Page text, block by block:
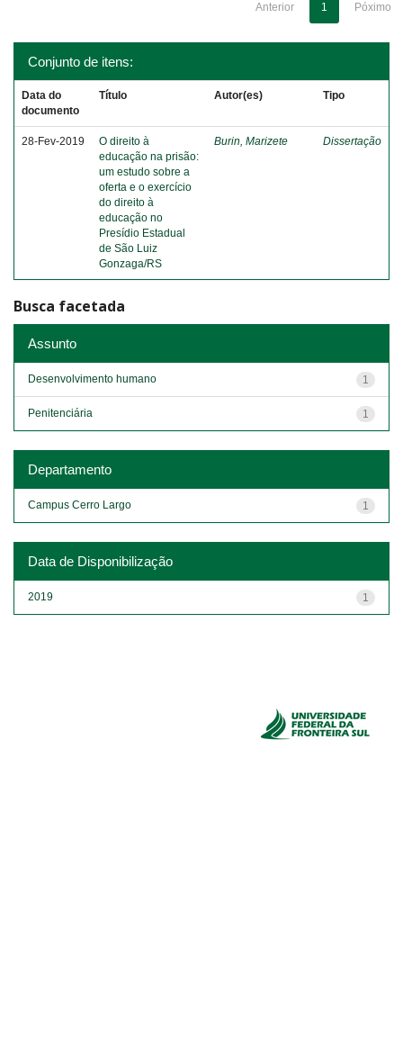
Anterior 1 Póximo
Conjunto de itens:
Data do
documento
Título Autor(es) Tipo
28-Fev-2019
O direito à
educação na prisão:
um estudo sobre a
oferta e o exercício
do direito à
educação no
Presídio Estadual
de São Luiz
Gonzaga/RS
Burin, Marizete Dissertação
Busca facetada
Assunto
1
Desenvolvimento humano
1
Penitenciária
Departamento
1
Campus Cerro Largo
Data de Disponibilização
1
2019